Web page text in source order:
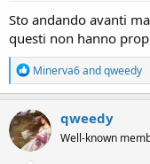
Sto andando avanti
questi non hanno
R
e
a
c
t
i
o
Minerva6andqweedy
qweedy
Well-known